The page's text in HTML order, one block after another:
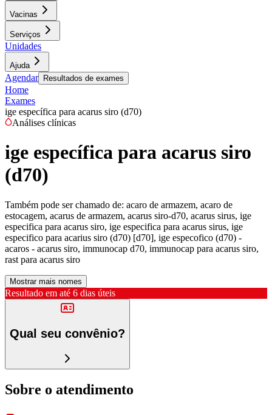
Vacinas
Serviços
Unidades
Ajuda
Agendar Resultados de exames
Home
Exames
ige específica para acarus siro (d70)
Análises clínicas
ige específica para acarus siro
(d70)
Também pode ser chamado de: acaro de armazem, acaro de
estocagem, acarus de armazem, acarus siro-d70, acarus sirus, ige
especifica para acarus siro, ige especifica para acarus sirus, ige
especifico para acarius siro (d70) [d70], ige especofico (d70) -
acaros - acarus siro, immunocap d70, immunocap para acarus siro,
rast para acarus siro
Mostrar mais nomes
Resultado em até 6 dias úteis
Qual seu convênio?
Sobre o atendimento